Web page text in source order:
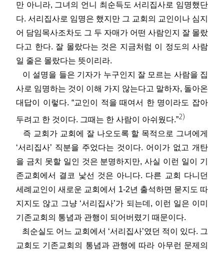
만 아니라, 그녀의 언니 최순득도 서리집사로 임명했단
다. 서리집사로 임명은 했지만 그 교회의 교인이나 심지
어 담임목사조차도 그 두 자매가 어떤 사람인지 잘 몰랐
다고 한다. 잘 몰랐다는 것은 지금처럼 이 정도의 사람
일 줄은 몰랐다는 뜻이리라.
이 설명을 들은 기자가 누구인지 잘 모르는 사람을 집
사로 임명하는 것이 이해 가지 않는다고 말하자, 돌아온
대답이 이렇다. “교인이 적을 때여서 한 명이라도 잡아
두려고 한 것이다. 그때는 한 사람이 아쉬웠다.”2)
즉 교회가 교회에 잘 나오도록 할 목적으로 그녀에게
‘서리집사’ 직분을 주었다는 것이다. 어이가 없고 개탄
을 금치 못할 일인 것은 분명하지만, 사실 이런 일이 기
존교회에서 결코 낯선 것은 아니다. 다른 교회 다니던
세례교인이 새로운 교회에서 1-2년 출석하면 묻지도 따
지지도 않고 그냥 ‘서리집사’가 되는데, 이런 일은 이미
기존교회의 통념과 관행이 되어버렸기 때문이다.
최순실도 어느 교회에서 ‘서리집사’였던 적이 있다. 그
교회도 기존교회의 통념과 관행에 따라 아무런 문제의